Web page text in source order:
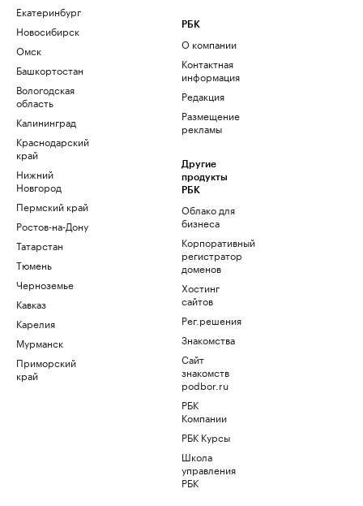
Екатеринбург
Новосибирск
Омск
Башкортостан
Вологодская
область
Калининград
Краснодарский
край
Нижний
Новгород
Пермский край
Ростов-на-Дону
Татарстан
Тюмень
Черноземье
Кавказ
Карелия
Мурманск
Приморский
край
РБК
О компании
Контактная
информация
Редакция
Размещение
рекламы
Другие
продукты
РБК
Облако для
бизнеса
Корпоративный
регистратор
доменов
Хостинг
сайтов
Рег.решения
Знакомства
Сайт
знакомств
podbor.ru
РБК
Компании
РБК Курсы
Школа
управления
РБК